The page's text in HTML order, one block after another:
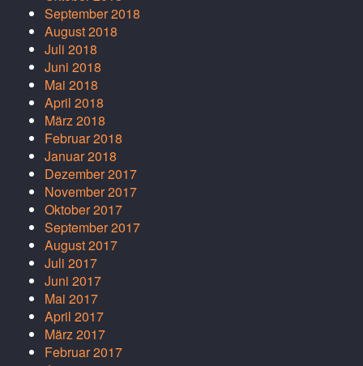
September 2018
August 2018
Juli 2018
Juni 2018
Mai 2018
April 2018
März 2018
Februar 2018
Januar 2018
Dezember 2017
November 2017
Oktober 2017
September 2017
August 2017
Juli 2017
Juni 2017
Mai 2017
April 2017
März 2017
Februar 2017